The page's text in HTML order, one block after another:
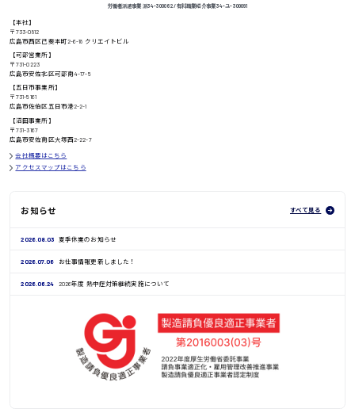
高知県
労働者派遣事業 派34-300062 / 有料職業紹介事業 34-ユ-300091
【本社】
〒733-0812
広島市西区己斐本町2-6-18 クリエイトビル
【可部営業所】
〒731-0223
広島市安佐北区可部南4-17-5
【五日市事業所】
〒731-5161
広島市佐伯区五日市港2-2-1
【沼田事業所】
〒731-3167
広島市安佐南区大塚西2-22-7
会社概要はこちら
アクセスマップはこちら
お知らせ すべて見る
2026.08.03 夏季休業のお知らせ
2026.07.06 お仕事情報更新しました！
2026.06.24 2026年度 熱中症対策継続実施について